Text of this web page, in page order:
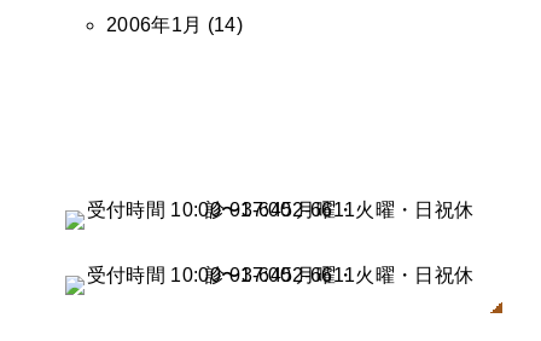
2006年1月 (14)